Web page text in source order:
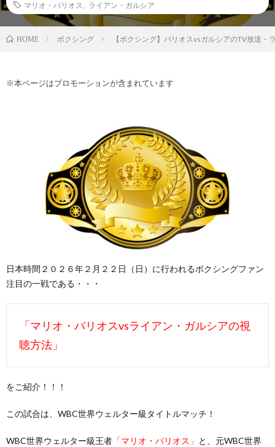
マリオ・バリオス
ライアン・ガルシア
HOME ボクシング 【ボクシング】バリオスvsガルシアのTV放送・
※本ページはプロモーションが含まれています
日本時間２０２６年２月２２日（日）に行われるボクシングファン
注目の一戦である・・・
「マリオ・バリオスvsライアン・ガルシアの視
聴方法」
をご紹介！！！
この試合は、WBC世界ウェルター級タイトルマッチ！
WBC世界ウェルター級王者 「マリオ・バリオス」 と、元WBC世界